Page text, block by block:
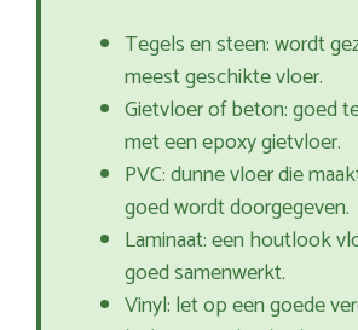
Tegels en steen: wordt
meest geschikte vloer.
Gietvloer of beton: goed
met een epoxy gietvloer.
PVC: dunne vloer die
goed wordt doorgegeven.
Laminaat: een houtlook
goed samenwerkt.
Vinyl: let op een goede